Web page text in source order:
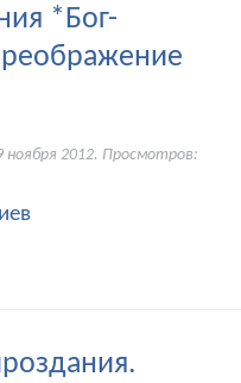
*Бог-
ноября 2012. Просмотров: